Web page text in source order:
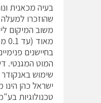
בעיה מכאנית
שהוזכרו
משוב המיקום
בחיישנים
המוט המגנטי.
שימוש באנקודר
ישראל כהן
טכנולוגיות